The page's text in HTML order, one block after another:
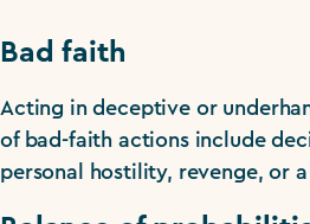
Bad faith
Acting in deceptive or
of bad-faith actions include
personal hostility, revenge, or